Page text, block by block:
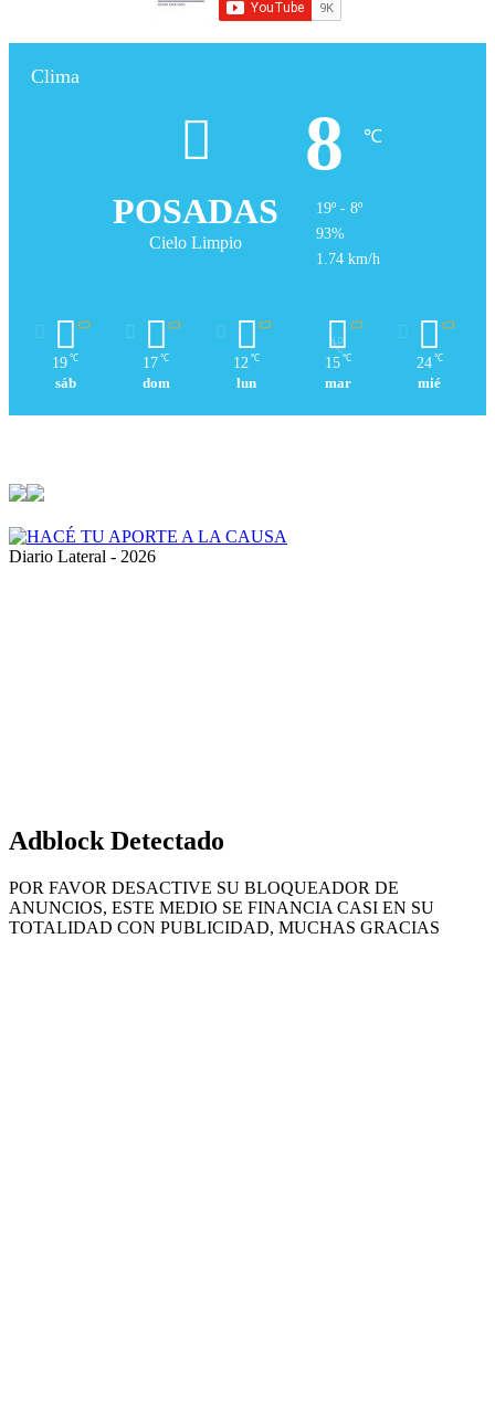
Clima
POSADAS
Cielo Limpio
8 ℃
19º - 8º
93%
1.74 km/h
19 ℃
sáb
17 ℃
dom
12 ℃
lun
15 ℃
mar
24 ℃
mié
Diario Lateral - 2026
Adblock Detectado
POR FAVOR DESACTIVE SU BLOQUEADOR DE
ANUNCIOS, ESTE MEDIO SE FINANCIA CASI EN SU
TOTALIDAD CON PUBLICIDAD, MUCHAS GRACIAS